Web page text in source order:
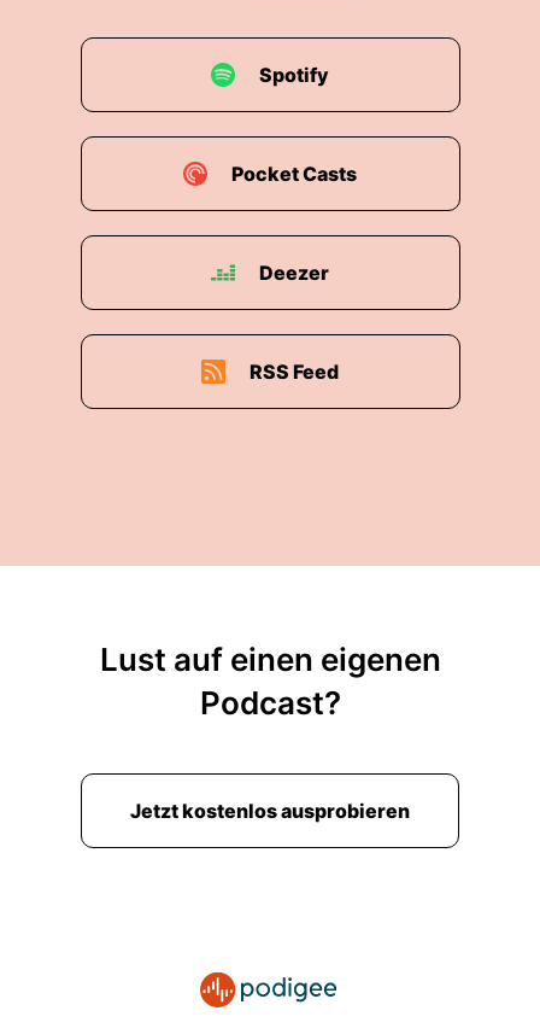
Spotify
Pocket Casts
Deezer
RSS Feed
Lust auf einen eigenen
Podcast?
Jetzt kostenlos ausprobieren